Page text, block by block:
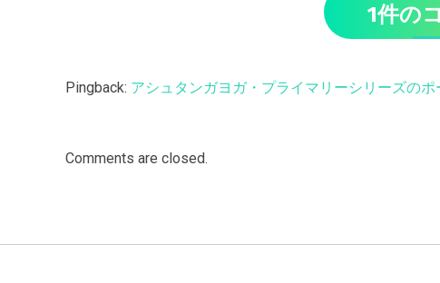
1件の
Pingback: アシュタンガヨガ・プライマリーシリーズの
Comments are closed.